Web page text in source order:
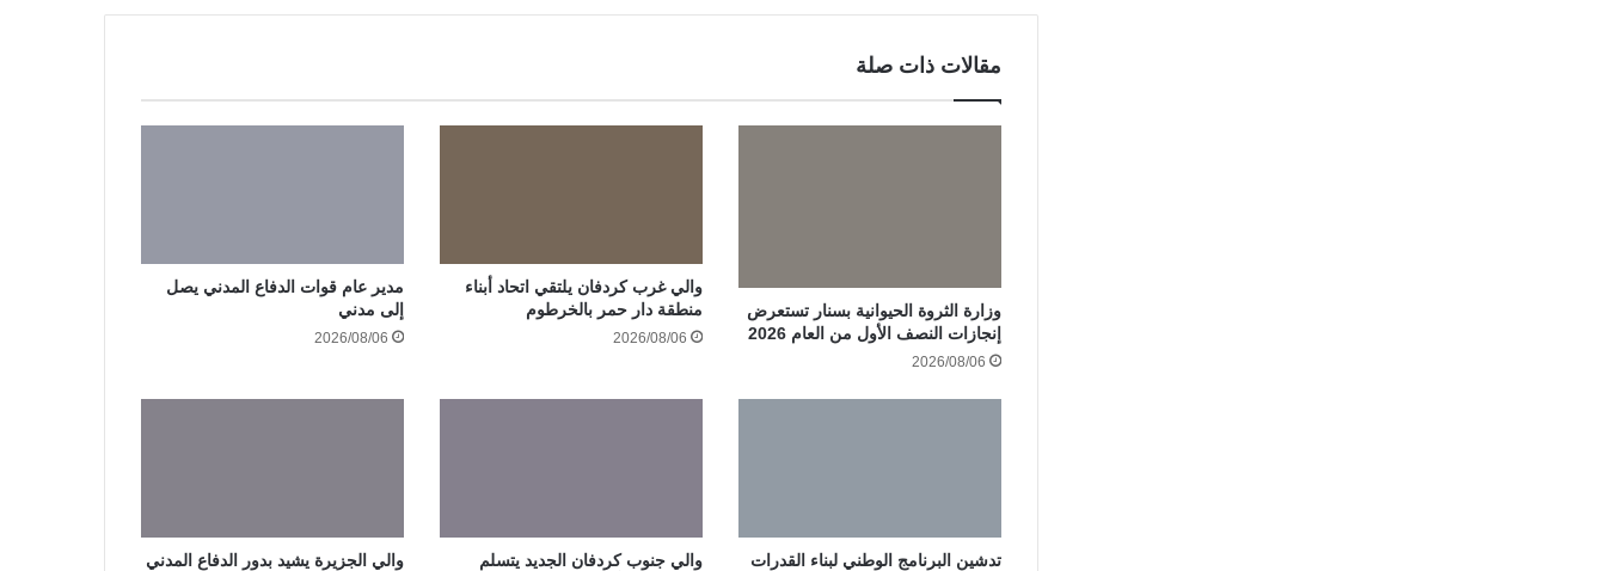
مقالات ذات صلة
وزارة الثروة الحيوانية بسنار تستعرض
إنجازات النصف الأول من العام 2026
2026/08/06
والي غرب كردفان يلتقي اتحاد أبناء
منطقة دار حمر بالخرطوم
2026/08/06
مدير عام قوات الدفاع المدني يصل
إلى مدني
2026/08/06
تدشين البرنامج الوطني لبناء القدرات والي جنوب كردفان الجديد يتسلم والي الجزيرة يشيد بدور الدفاع المدني